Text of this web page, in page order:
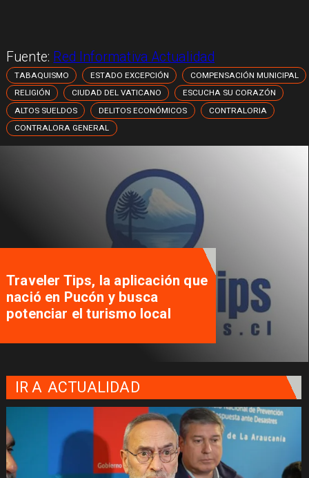
Fuente: Red Informativa Actualidad
TABAQUISMO ESTADO EXCEPCIÓN
COMPENSACIÓN MUNICIPAL
RELIGIÓN
CIUDAD DEL VATICANO
ESCUCHA SU CORAZÓN
ALTOS SUELDOS
DELITOS ECONÓMICOS
CONTRALORIA
CONTRALORA GENERAL
Traveler Tips, la aplicación que
nació en Pucón y busca
potenciar el turismo local
IR A ACTUALIDAD